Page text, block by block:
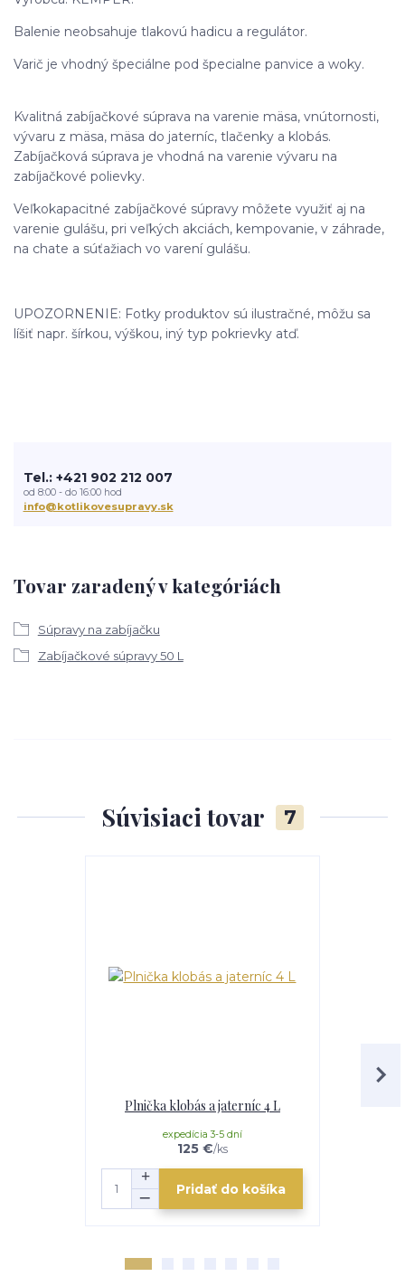
Balenie neobsahuje tlakovú hadicu a regulátor.
Varič je vhodný špeciálne pod špecialne panvice a woky.
Kvalitná zabíjačkové súprava na varenie mäsa, vnútornosti,
vývaru z mäsa, mäsa do jaterníc, tlačenky a klobás.
Zabíjačková súprava je vhodná na varenie vývaru na
zabíjačkové polievky.
Veľkokapacitné zabíjačkové súpravy môžete využiť aj na
varenie gulášu, pri veľkých akciách, kempovanie, v záhrade,
na chate a súťažiach vo varení gulášu.
UPOZORNENIE: Fotky produktov sú ilustračné, môžu sa
líšiť napr. šírkou, výškou, iný typ pokrievky atď.
Tovar zaradený v kategóriách
Súpravy na zabíjačku
Zabíjačkové súpravy 50 L
Tel.: +421 902 212 007
od 8:00 - do 16:00 hod
info@kotlikovesupravy.sk
Súvisiaci tovar 7
Plnička klobás a jaterníc 4 L
125 €/ks
expedícia 3-5 dní
Pridať do košíka